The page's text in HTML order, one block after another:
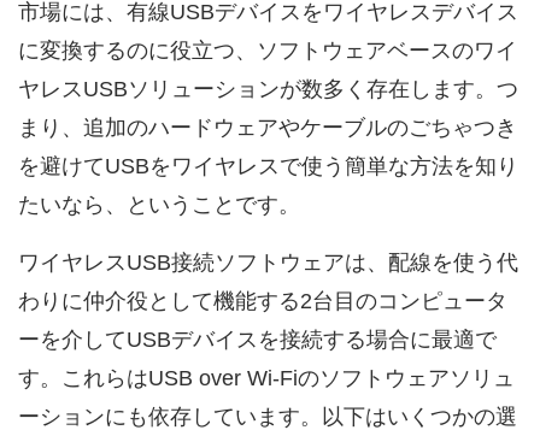
市場には、有線USBデバイスをワイヤレスデバイス
に変換するのに役立つ、ソフトウェアベースのワイ
ヤレスUSBソリューションが数多く存在します。つ
まり、追加のハードウェアやケーブルのごちゃつき
を避けてUSBをワイヤレスで使う簡単な方法を知り
たいなら、ということです。
ワイヤレスUSB接続ソフトウェアは、配線を使う代
わりに仲介役として機能する2台目のコンピュータ
ーを介してUSBデバイスを接続する場合に最適で
す。これらはUSB over Wi‑Fiのソフトウェアソリュ
ーションにも依存しています。以下はいくつかの選